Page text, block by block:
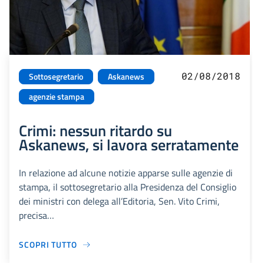
Sottosegretario
Askanews
agenzie stampa
02/08/2018
Crimi: nessun ritardo su
Askanews, si lavora serratamente
In relazione ad alcune notizie apparse sulle agenzie di
stampa, il sottosegretario alla Presidenza del Consiglio
dei ministri con delega all’Editoria, Sen. Vito Crimi,
precisa…
SCOPRI TUTTO